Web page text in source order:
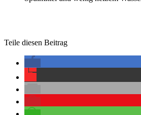
Teile diesen Beitrag